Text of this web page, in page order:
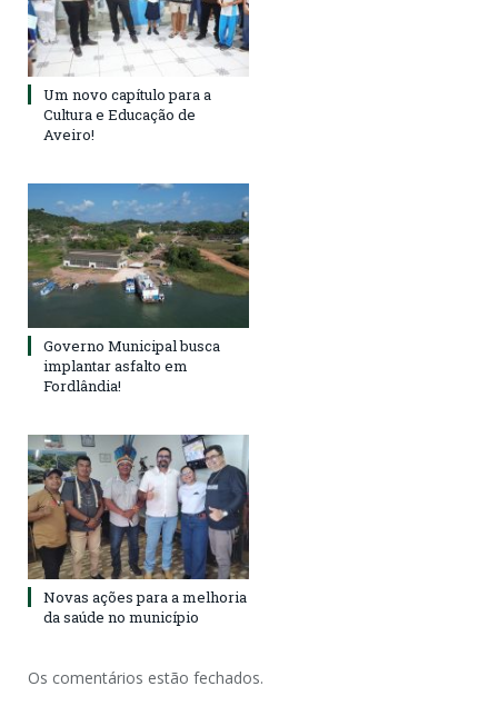
Um novo capítulo para a
Cultura e Educação de
Aveiro!
Governo Municipal busca
implantar asfalto em
Fordlândia!
Novas ações para a melhoria
da saúde no município
Os comentários estão fechados.